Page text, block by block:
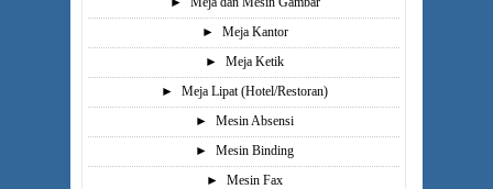
►
Meja Kantor
►
Meja Ketik
►
Meja Lipat (Hotel/Restoran)
►
Mesin Absensi
►
Mesin Binding
►
Mesin Fax